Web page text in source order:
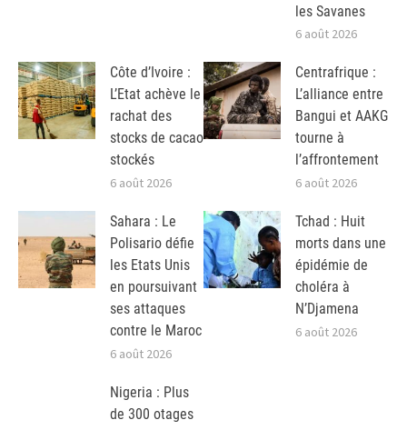
les Savanes
6 août 2026
Côte d’Ivoire :
L’Etat achève le
rachat des
stocks de cacao
stockés
6 août 2026
Centrafrique :
L’alliance entre
Bangui et AAKG
tourne à
l’affrontement
6 août 2026
Sahara : Le
Polisario défie
les Etats Unis
en poursuivant
ses attaques
contre le Maroc
6 août 2026
Tchad : Huit
morts dans une
épidémie de
choléra à
N’Djamena
6 août 2026
Nigeria : Plus
de 300 otages